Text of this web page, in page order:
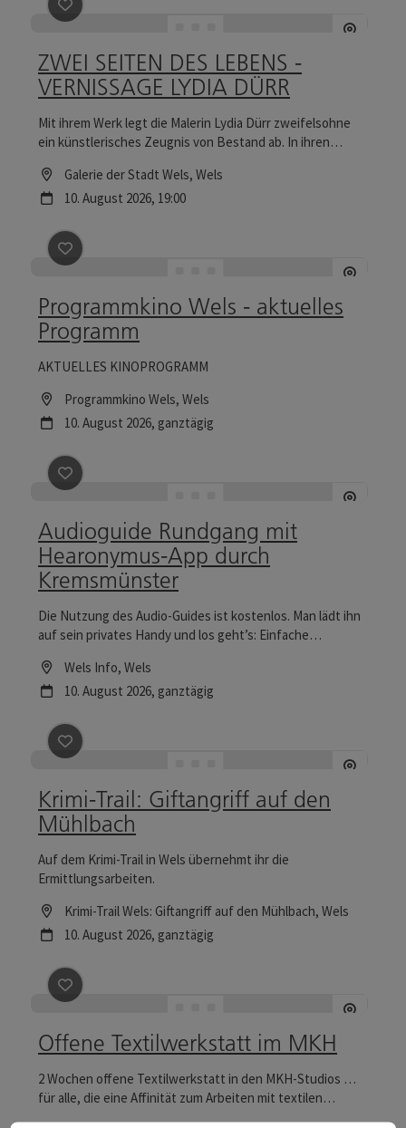
Beitrag merken
ZWEI SEITEN DES LEBENS -
VERNISSAGE LYDIA DÜRR
Mit ihrem Werk legt die Malerin Lydia Dürr zweifelsohne
ein künstlerisches Zeugnis von Bestand ab. In ihren
Ausdruck, der sich kompromisslos aus der puren
Gestaltungskraft nährt.
Location
Galerie der Stadt Wels, Wels
Nächster Termin
10. August 2026, 19:00
Beitrag merken
Programmkino Wels - aktuelles
Programm
AKTUELLES KINOPROGRAMM
Location
Programmkino Wels, Wels
Nächster Termin
10. August 2026, ganztägig
Beitrag merken
Audioguide Rundgang mit
Hearonymus-App durch
Kremsmünster
Die Nutzung des Audio-Guides ist kostenlos. Man lädt ihn
auf sein privates Handy und los geht’s: Einfache
„Gaumenfreunde“ und im Rathaus-Bürgerbüro. Der Weg
ist ein Spaziergang durch die Zeit, vorbei an allen
Location
Wels Info, Wels
Nächster Termin
10. August 2026, ganztägig
Beitrag merken
Krimi-Trail: Giftangriff auf den
Mühlbach
Auf dem Krimi-Trail in Wels übernehmt ihr die
Ermittlungsarbeiten.
Location
Krimi-Trail Wels: Giftangriff auf den Mühlbach, Wels
Nächster Termin
10. August 2026, ganztägig
Beitrag merken
Offene Textilwerkstatt im MKH
2 Wochen offene Textilwerkstatt in den MKH-Studios …
für alle, die eine Affinität zum Arbeiten mit textilen